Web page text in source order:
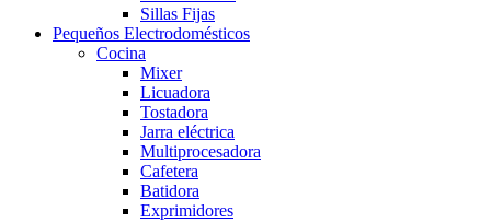
Sillas Fijas
Pequeños Electrodomésticos
Cocina
Mixer
Licuadora
Tostadora
Jarra eléctrica
Multiprocesadora
Cafetera
Batidora
Exprimidores